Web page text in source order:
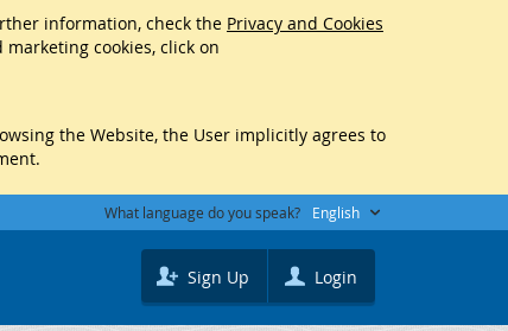
information, check the Privacy and Cookies
cookies, click on
the Website, the User implicitly agrees to
What language do you speak? English
Sign Up Login